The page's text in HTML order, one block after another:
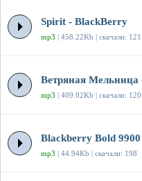
Spirit - BlackBerry
mp3 | 458.22Kb | скачали: 121
Ветряная Мельница
mp3 | 409.02Kb | скачали: 120
Blackberry Bold 9900
mp3 | 44.94Kb | скачали: 198